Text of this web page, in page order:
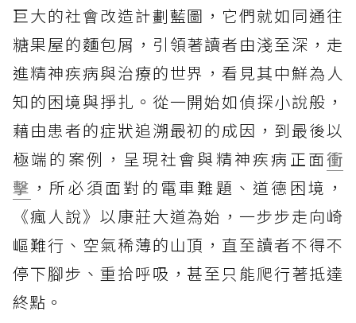
巨大的社會改造計劃藍圖，它們就如同通往
糖果屋的麵包屑，引領著讀者由淺至深，走
進精神疾病與治療的世界，看見其中鮮為人
知的困境與掙扎。從一開始如偵探小說般，
藉由患者的症狀追溯最初的成因，到最後以
極端的案例，呈現社會與精神疾病正面衝
擊 ，所必須面對的電車難題、道德困境，
《瘋人說》以康莊大道為始，一步步走向崎
嶇難行、空氣稀薄的山頂，直至讀者不得不
停下腳步、重拾呼吸，甚至只能爬行著抵達
終點。